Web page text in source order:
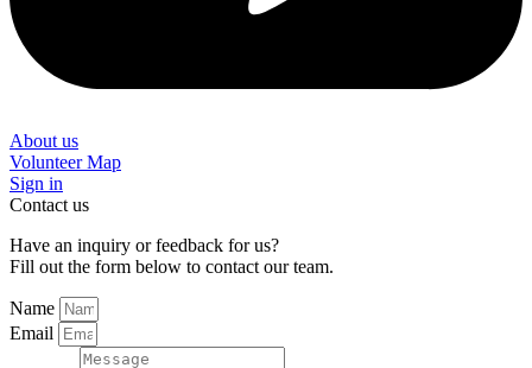
About us
Volunteer Map
Sign in
Contact us
Have an inquiry or feedback for us?
Fill out the form below to contact our team.
Name
Email